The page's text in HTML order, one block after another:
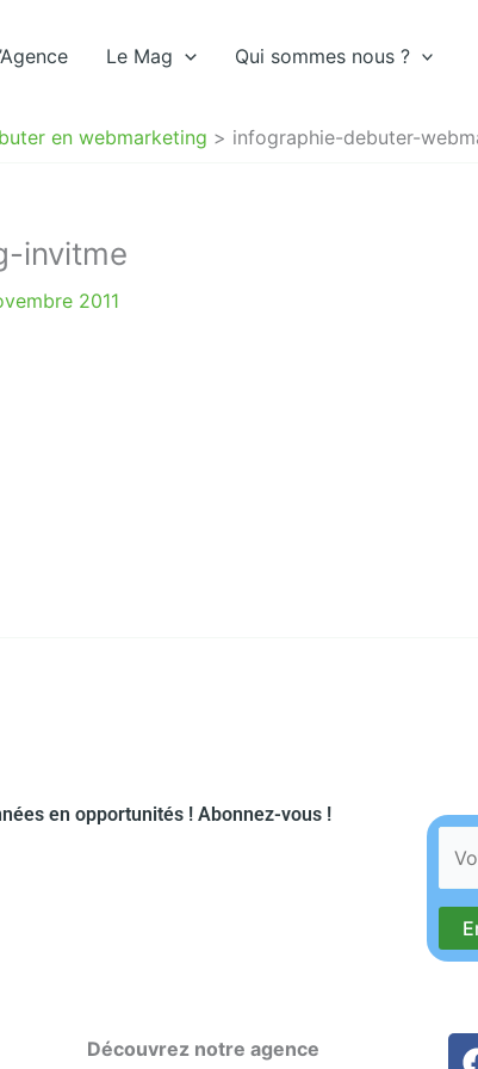
Le Mag Qui sommes nous ?
en webmarketing infographie-debuter-
invitme
2011
en opportunités ! Abonnez-vous !​
Découvrez notre agence